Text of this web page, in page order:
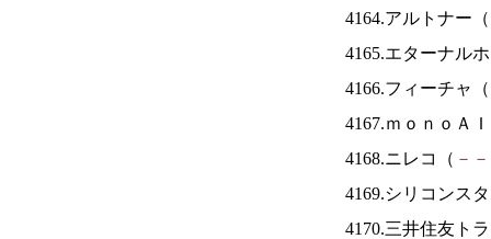
4164.アルトナー（
4165.エターナル
4166.フィーチャ（
4167.ｍｏｎｏＡ
4168.ニレコ（ － －
4169.シリコンス
4170.三井住友ト